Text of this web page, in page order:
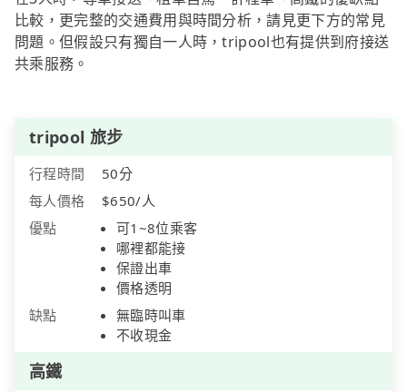
比較，更完整的交通費用與時間分析，請見更下方的常見
問題。但假設只有獨自一人時，tripool也有提供到府接送
共乘服務。
tripool 旅步
行程時間
50分
每人價格
$650/人
優點
可1~8位乘客
哪裡都能接
保證出車
價格透明
缺點
無臨時叫車
不收現金
高鐵